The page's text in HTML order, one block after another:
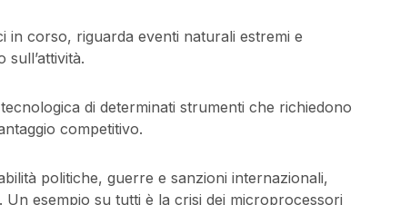
in corso, riguarda eventi naturali estremi e
di determinati strumenti che richiedono
competitivo.
politiche, guerre e sanzioni internazionali,
esempio su tutti è la crisi dei microprocessori